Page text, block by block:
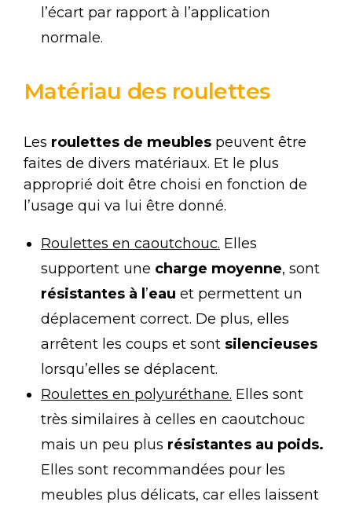
l’écart par rapport à l’application
normale.
Matériau des roulettes
Les roulettes de meubles peuvent être
faites de divers matériaux. Et le plus
approprié doit être choisi en fonction de
l’usage qui va lui être donné.
Roulettes en caoutchouc. Elles
supportent une charge moyenne, sont
résistantes à l ’eau et permettent un
déplacement correct. De plus, elles
arrêtent les coups et sont silencieuses
lorsqu’elles se déplacent.
Roulettes en polyuréthane. Elles sont
très similaires à celles en caoutchouc
mais un peu plus résistantes au poids.
Elles sont recommandées pour les
meubles plus délicats, car elles laissent